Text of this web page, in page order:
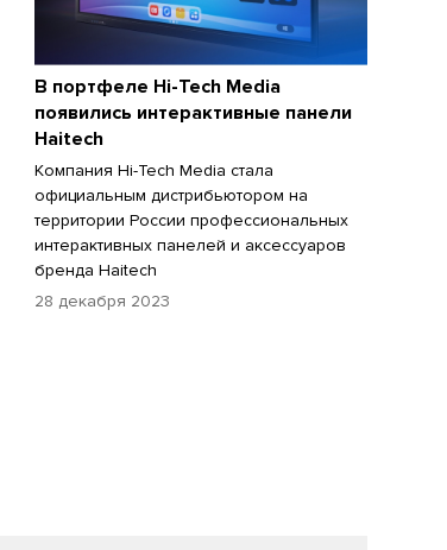
В портфеле Hi-Tech Media
появились интерактивные панели
Haitech
Компания Hi-Tech Media стала
официальным дистрибьютором на
территории России профессиональных
интерактивных панелей и аксессуаров
бренда Haitech
28 декабря 2023